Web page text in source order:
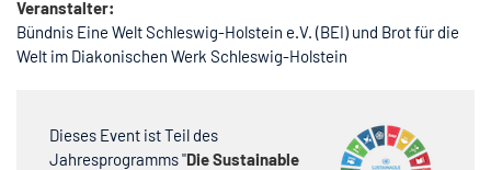
Veranstalter:
Bündnis Eine Welt Schleswig-Holstein e.V. (BEI) und Brot für die
Welt im Diakonischen Werk Schleswig-Holstein
Dieses Event ist Teil des
Jahresprogramms "Die Sustainable